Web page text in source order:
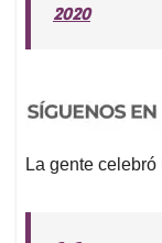
2020
La gente